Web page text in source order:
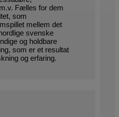
Fælles for dem
som
mellem det
svenske
og holdbare
som er et resultat
og erfaring.